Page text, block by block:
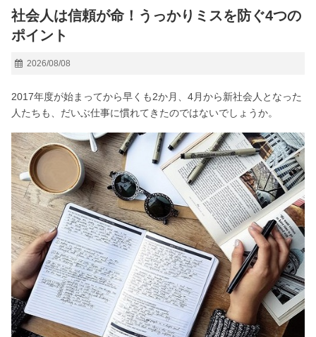
社会人は信頼が命！うっかりミスを防ぐ4つの
ポイント
2026/08/08
2017年度が始まってから早くも2か月、4月から新社会人となった
人たちも、だいぶ仕事に慣れてきたのではないでしょうか。